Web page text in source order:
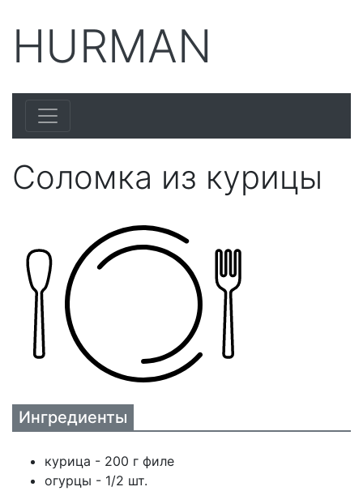
HURMAN
Соломка из курицы
Ингредиенты
курица - 200 г филе
огурцы - 1/2 шт.